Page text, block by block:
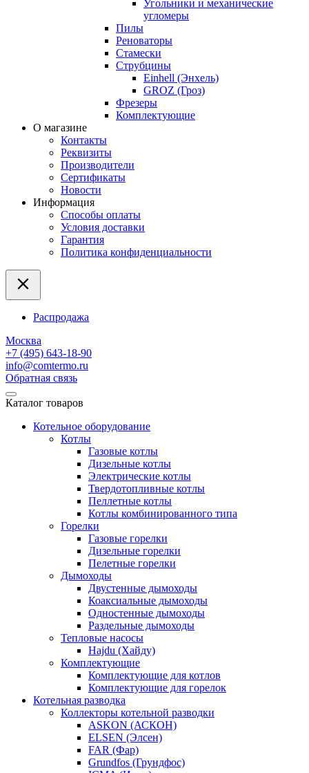
Угольники и механические
угломеры
Пилы
Реноваторы
Стамески
Струбцины
Einhell (Энхель)
GROZ (Гроз)
Фрезеры
Комплектующие
О магазине
Контакты
Реквизиты
Производители
Сертификаты
Новости
Информация
Способы оплаты
Условия доставки
Гарантия
Политика конфиденциальности
Распродажа
Москва
+7 (495) 643-18-90
info@comtermo.ru
Обратная связь
Каталог товаров
Котельное оборудование
Котлы
Газовые котлы
Дизельные котлы
Электрические котлы
Твердотопливные котлы
Пеллетные котлы
Котлы комбинированного типа
Горелки
Газовые горелки
Дизельные горелки
Пелетные горелки
Дымоходы
Двустенные дымоходы
Коаксиальные дымоходы
Одностенные дымоходы
Раздельные дымоходы
Тепловые насосы
Hajdu (Хайду)
Комплектующие
Комплектующие для котлов
Комплектующие для горелок
Котельная разводка
Коллекторы котельной разводки
ASKON (АСКОН)
ELSEN (Элсен)
FAR (Фар)
Grundfos (Грундфос)